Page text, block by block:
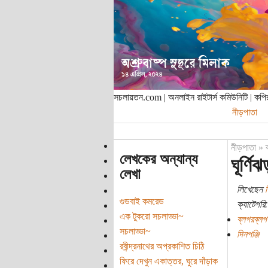
সচলায়তন.com | অনলাইন রাইটার্স কমিউনিটি |
নীড়পাতা
লেখকের অন্যান্য
লেখা
গুডবাই কমরেড
এক টুকরো সচলাড্ডা~
সচলাড্ডা‍~
রবীন্দ্রনাথের অপ্রকাশিত চিঠি
ফিরে দেখুন একাত্তর, ঘুরে দাঁড়াক
নীড়পাতা»
লিখেছেন
ক্যাটেগরি:
দিনপঞ্জি